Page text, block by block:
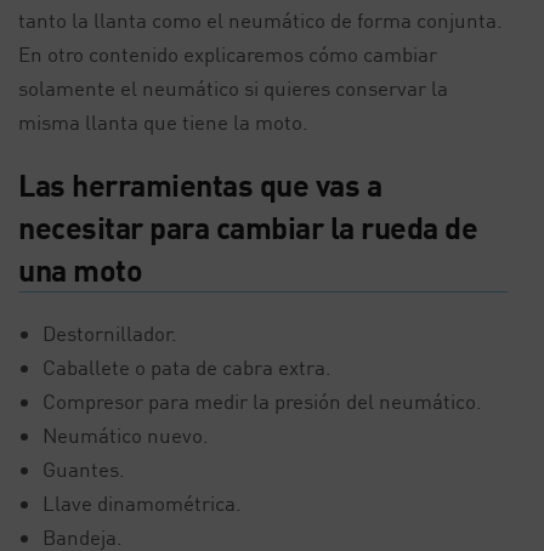
tanto la llanta como el neumático de forma conjunta.
En otro contenido explicaremos cómo cambiar
solamente el neumático si quieres conservar la
misma llanta que tiene la moto.
Las herramientas que vas a
necesitar para cambiar la rueda de
una moto
Destornillador.
Caballete o pata de cabra extra.
Compresor para medir la presión del neumático.
Neumático nuevo.
Guantes.
Llave dinamométrica.
Bandeja.